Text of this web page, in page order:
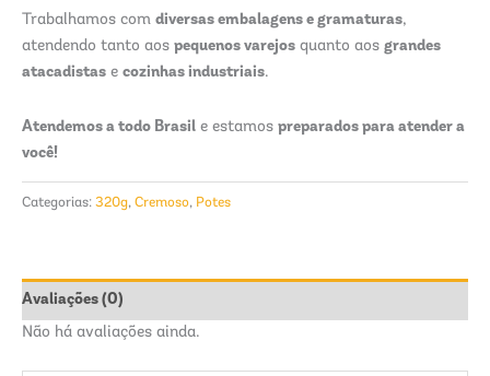
Trabalhamos com diversas embalagens e gramaturas,
atendendo tanto aos pequenos varejos quanto aos grandes
atacadistas e cozinhas industriais.
Atendemos a todo Brasil e estamos preparados para atender a
você!
Categorias: 320g, Cremoso, Potes
Avaliações (0)
Não há avaliações ainda.